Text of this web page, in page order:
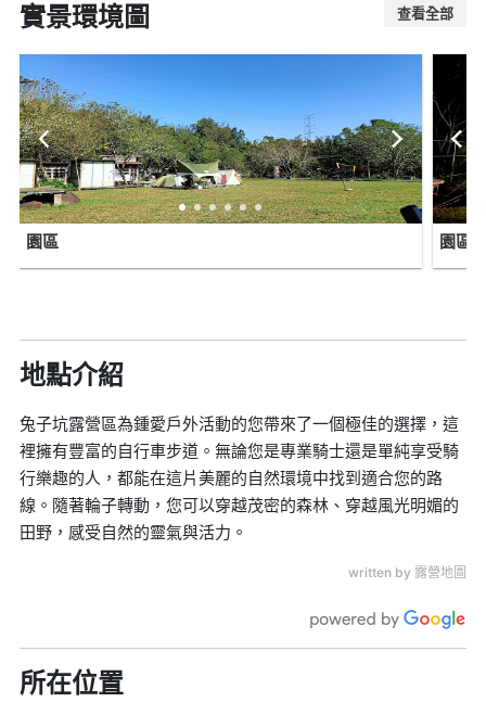
實景環境圖 查看全部
園區 園區
地點介紹
兔子坑露營區為鍾愛戶外活動的您帶來了一個極佳的選擇，這
裡擁有豐富的自行車步道。無論您是專業騎士還是單純享受騎
行樂趣的人，都能在這片美麗的自然環境中找到適合您的路
線。隨著輪子轉動，您可以穿越茂密的森林、穿越風光明媚的
田野，感受自然的靈氣與活力。
written by 露營地圖
所在位置